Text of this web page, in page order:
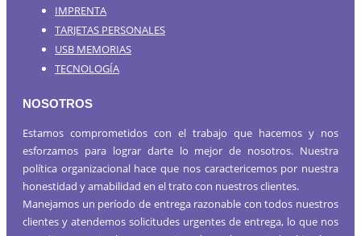
IMPRENTA
TARJETAS PERSONALES
USB MEMORIAS
TECNOLOGÍA
NOSOTROS
Estamos comprometidos con el trabajo que hacemos y nos
esforzamos para lograr darte lo mejor de nosotros. Nuestra
política organizacional hace que nos caractericemos por nuestra
honestidad y amabilidad en el trato con nuestros clientes.
Manejamos un período de entrega razonable con todos nuestros
clientes y atendemos solicitudes urgentes de entrega, lo que nos